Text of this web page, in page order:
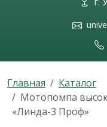
Главная
Каталог
Мотопомпа
«Линда-3 Проф»